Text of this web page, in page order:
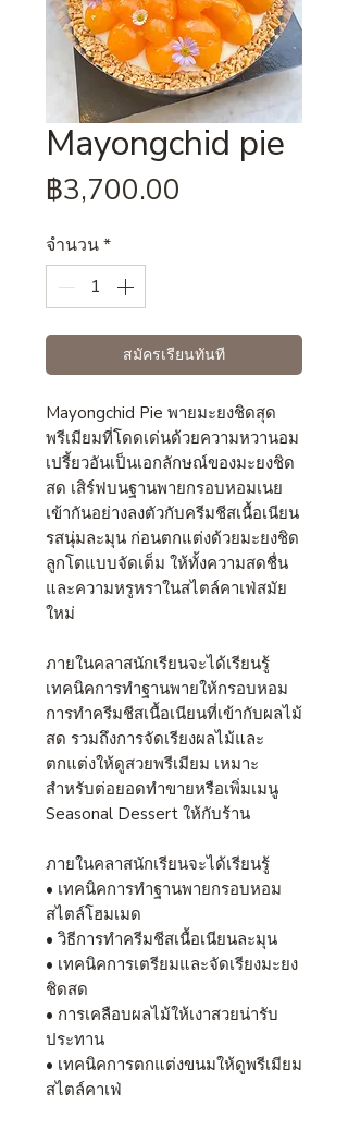
Mayongchid pie
฿3,700.00
จำนวน*
สมัครเรียนทันที
Mayongchid Pie พายมะยงชิดสุด
พรีเมียมที่โดดเด่นด้วยความหวานอม
เปรี้ยวอันเป็นเอกลักษณ์ของมะยงชิด
สด เสิร์ฟบนฐานพายกรอบหอมเนย
เข้ากันอย่างลงตัวกับครีมชีสเนื้อเนียน
รสนุ่มละมุน ก่อนตกแต่งด้วยมะยงชิด
ลูกโตแบบจัดเต็ม ให้ทั้งความสดชื่น
และความหรูหราในสไตล์คาเฟ่สมัย
ใหม่
ภายในคลาสนักเรียนจะได้เรียนรู้
เทคนิคการทำฐานพายให้กรอบหอม
การทำครีมชีสเนื้อเนียนที่เข้ากับผลไม้
สด รวมถึงการจัดเรียงผลไม้และ
ตกแต่งให้ดูสวยพรีเมียม เหมาะ
สำหรับต่อยอดทำขายหรือเพิ่มเมนู
Seasonal Dessert ให้กับร้าน
ภายในคลาสนักเรียนจะได้เรียนรู้
• เทคนิคการทำฐานพายกรอบหอม
สไตล์โฮมเมด
• วิธีการทำครีมชีสเนื้อเนียนละมุน
• เทคนิคการเตรียมและจัดเรียงมะยง
ชิดสด
• การเคลือบผลไม้ให้เงาสวยน่ารับ
ประทาน
• เทคนิคการตกแต่งขนมให้ดูพรีเมียม
สไตล์คาเฟ่